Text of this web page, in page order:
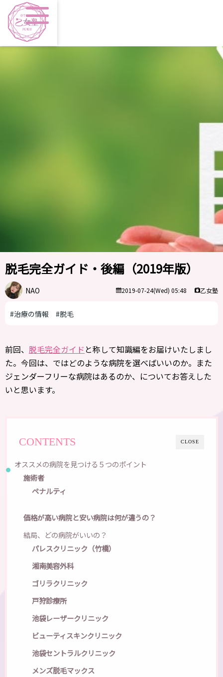
脱毛完全ガイド・後編（2019年版）
NAO 2019-07-24(Wed) 05:48 乙女塾
#治療の情報 #脱毛
前回、 脱毛完全ガイド と称して知識編をお届けいたしまし
た。今回は、ではどのような病院を選べばいいのか。また
ジェンダーフリーな病院はあるのか、についてお答えした
いと思います。
CLOSE
CONTENTS
オススメの病院を見つける５つのポイント
施術者
ペナルティ
価格が高い病院と安い病院は何が違うの？
結局、どの病院がいいの？
パレスクリニック（竹橋）
湘南美容外科
ゴリラクリニック
戸狩診療所
池袋レーザークリニック
ビューティスキンクリニック
池袋セントラルクリニック
メンズ脱毛マックス